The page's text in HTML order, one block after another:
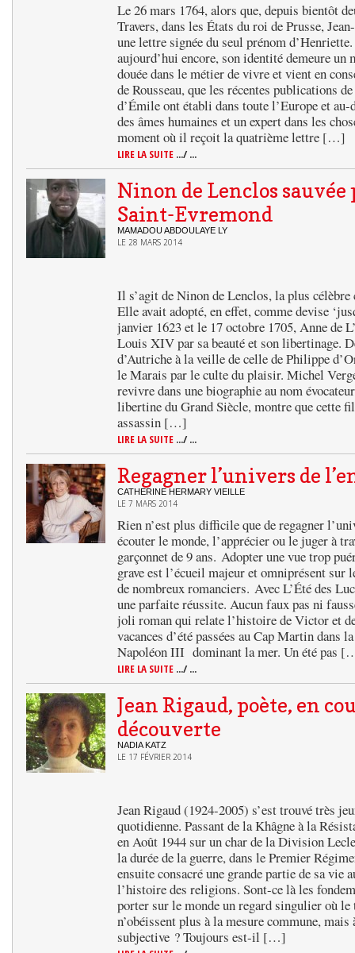
Le 26 mars 1764, alors que, depuis bientôt
Travers, dans les États du roi de Prusse,
une lettre signée du seul prénom
aujourd’hui encore, son identité demeure un
douée dans le métier de vivre et vient en
de Rousseau, que les récentes publications
d’Émile ont établi dans toute l’Europe et
des âmes humaines et un expert dans les
moment où il reçoit la quatrième lettre […]
LIRE LA SUITE .../ ...
Ninon de Lenclos sauvée
Saint-Evremond
MAMADOU ABDOULAYE LY
LE 28 MARS 2014
Il s’agit de Ninon de Lenclos, la plus
Elle avait adopté, en effet, comme devise
janvier 1623 et le 17 octobre 1705, Anne de
Louis XIV par sa beauté et son libertinage.
d’Autriche à la veille de celle de Philippe
le Marais par le culte du plaisir. Michel
revivre dans une biographie au nom
libertine du Grand Siècle, montre que cette
assassin […]
LIRE LA SUITE .../ ...
Regagner l’univers de
CATHERINE HERMARY VIEILLE
LE 7 MARS 2014
Rien n’est plus difficile que de regagner
écouter le monde, l’apprécier ou le juger à
garçonnet de 9 ans. Adopter une vue trop
grave est l’écueil majeur et omniprésent sur
de nombreux romanciers. Avec L’Été des
une parfaite réussite. Aucun faux pas ni
joli roman qui relate l’histoire de Victor et
vacances d’été passées au Cap Martin dans
Napoléon III dominant la mer. Un été pas
LIRE LA SUITE .../ ...
Jean Rigaud, poète, en
découverte
NADIA KATZ
LE 17 FÉVRIER 2014
Jean Rigaud (1924-2005) s’est trouvé très
quotidienne. Passant de la Khâgne à la
en Août 1944 sur un char de la Division
la durée de la guerre, dans le Premier
ensuite consacré une grande partie de sa vie
l’histoire des religions. Sont-ce là les
porter sur le monde un regard singulier où le
n’obéissent plus à la mesure commune,
subjective ? Toujours est-il […]